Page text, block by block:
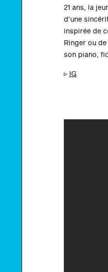
21 ans, la
d’une
inspirée de
Ringer ou
son piano,
▹IG